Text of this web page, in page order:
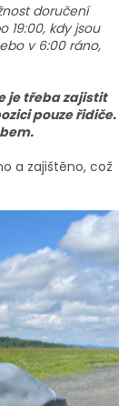
doručení
19:00, kdy jsou
v 6:00 ráno,
je třeba zajistit
pouze řidiče.
a zajištěno, což